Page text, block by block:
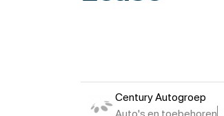
Century Autogroep